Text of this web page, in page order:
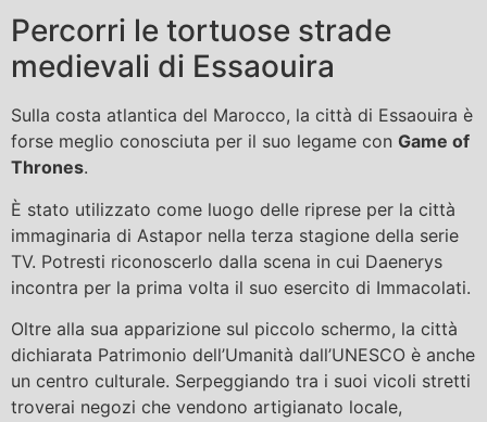
Percorri le tortuose strade
medievali di Essaouira
Sulla costa atlantica del Marocco, la città di Essaouira è
forse meglio conosciuta per il suo legame con Game of
Thrones.
È stato utilizzato come luogo delle riprese per la città
immaginaria di Astapor nella terza stagione della serie
TV. Potresti riconoscerlo dalla scena in cui Daenerys
incontra per la prima volta il suo esercito di Immacolati.
Oltre alla sua apparizione sul piccolo schermo, la città
dichiarata Patrimonio dell’Umanità dall’UNESCO è anche
un centro culturale. Serpeggiando tra i suoi vicoli stretti
troverai negozi che vendono artigianato locale,